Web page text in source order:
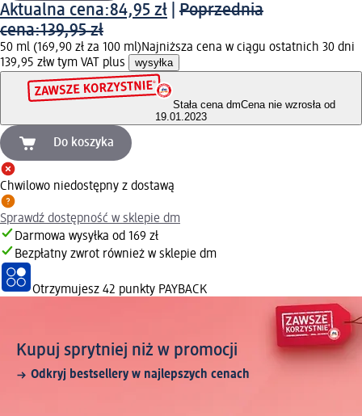
Aktualna cena:84,95 zł
Poprzednia
cena:139,95 zł
50 ml (169,90 zł za 100 ml)Najniższa cena w ciągu ostatnich 30 dni
139,95 złw tym VAT plus wysyłka
Stała cena dmCena nie wzrosła od
19.01.2023
Do koszyka
Chwilowo niedostępny z dostawą
Sprawdź dostępność w sklepie dm
Darmowa wysyłka od 169 zł
Bezpłatny zwrot również w sklepie dm
Otrzymujesz 42 punkty PAYBACK
Kupuj sprytniej niż w promocji
Odkryj bestsellery w najlepszych cenach